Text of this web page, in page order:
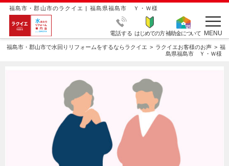
福島市・郡山市のラクイエ | 福島県福島市 Ｙ・Ｗ様
電話する はじめての方補助金について MENU
福島市・郡山市で水回りリフォームをするならラクイエ ラクイエお客様のお声
福
島県福島市 Ｙ・Ｗ様